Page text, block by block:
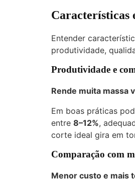
Características
Entender
produtividade,
Produtividade e
Rende muita massa
Em boas práticas
entre 8–12%,
corte ideal gira em
Comparação com
Menor custo e mais